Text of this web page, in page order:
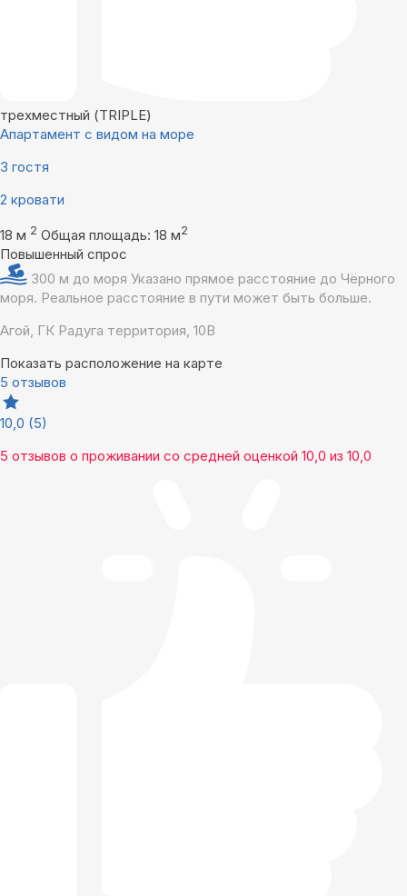
трехместный (TRIPLE)
Апартамент с видом на море
3 гостя
2 кровати
18 м 2 Общая площадь: 18 м2
Повышенный спрос
300 м до моря Указано прямое расстояние до Чёрного
моря. Реальное расстояние в пути может быть больше.
Агой, ГК Радуга территория, 10В
Показать расположение на карте
5 отзывов
10,0 (5)
5 отзывов о проживании со средней оценкой 10,0 из 10,0